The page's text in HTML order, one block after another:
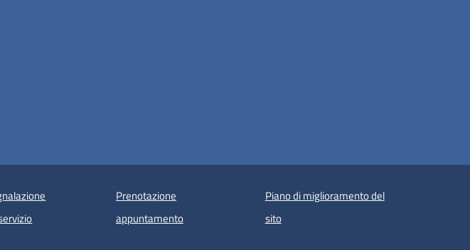
Prenotazione
appuntamento
Piano di miglioramento del
sito